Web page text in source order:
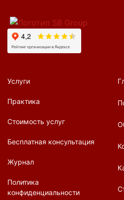
Услуги
Практика
Стоимость услуг
Бесплатная консультация
Журнал
Политика
конфиденциальности